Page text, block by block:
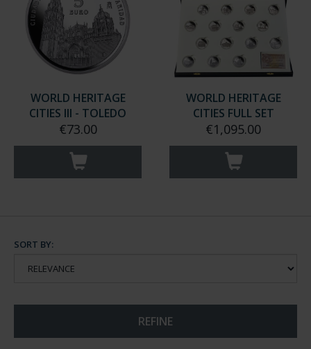
WORLD HERITAGE
CITIES III - TOLEDO
€73.00
WORLD HERITAGE
CITIES FULL SET
€1,095.00
SORT BY:
REFINE